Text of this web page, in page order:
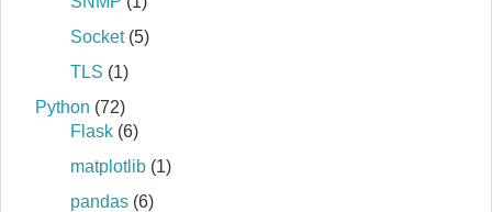
Socket(5)
TLS (1)
Python (72)
Flask (6)
matplotlib (1)
pandas (6)